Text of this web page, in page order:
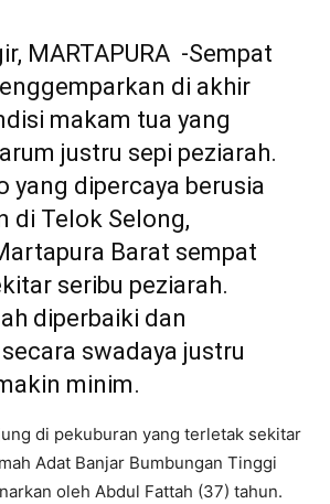
MARTAPURA -Sempat
di akhir
makam tua yang
justru sepi peziarah.
yang dipercaya berusia
di Telok Selong,
Barat sempat
seribu peziarah.
diperbaiki dan
swadaya justru
minim.
di pekuburan yang terletak sekitar
Adat Banjar Bumbungan Tinggi
oleh Abdul Fattah (37) tahun.